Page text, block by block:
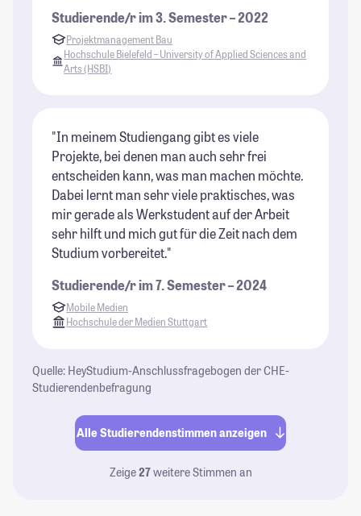
Studierende/r im 3. Semester – 2022
Projektmanagement Bau
Hochschule Bielefeld – University of Applied Sciences and
Arts (HSBI)
"In meinem Studiengang gibt es viele
Projekte, bei denen man auch sehr frei
entscheiden kann, was man machen möchte.
Dabei lernt man sehr viele praktisches, was
mir gerade als Werkstudent auf der Arbeit
sehr hilft und mich gut für die Zeit nach dem
Studium vorbereitet."
Studierende/r im 7. Semester – 2024
Mobile Medien
Hochschule der Medien Stuttgart
Quelle: HeyStudium-Anschlussfragebogen der CHE-
Studierendenbefragung
Alle Studierendenstimmen anzeigen
Zeige27weitere Stimmen an